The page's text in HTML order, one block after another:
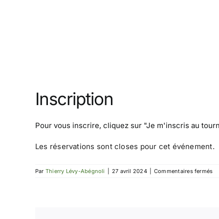
Inscription
Pour vous inscrire, cliquez sur "Je m'inscris au
Les réservations sont closes pour cet événement.
Par Thierry Lévy-Abégnoli 27 avril 2024 Commentaires fermés